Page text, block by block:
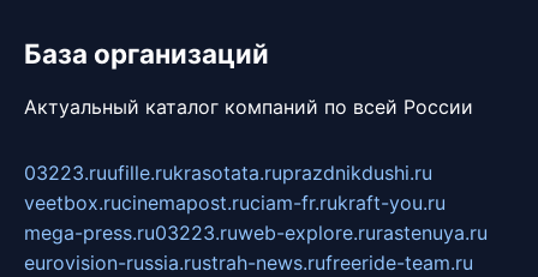
База организаций
Актуальный каталог компаний по всей России
03223.ruufille.rukrasotata.ruprazdnikdushi.ru
veetbox.rucinemapost.ruciam-fr.rukraft-you.ru
mega-press.ru03223.ruweb-explore.rurastenuya.ru
eurovision-russia.rustrah-news.rufreeride-team.ru